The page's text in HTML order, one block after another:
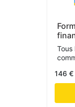
Tous
146 €